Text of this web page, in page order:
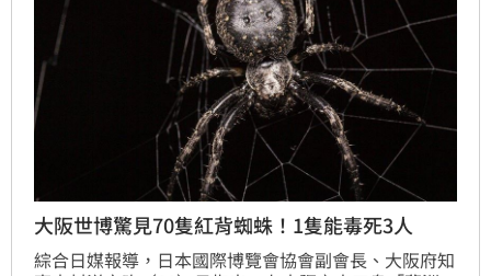
大阪世博驚見70隻紅背蜘蛛！1隻能毒死3人
綜合日媒報導，日本國際博覽會協會副會長、大阪府知